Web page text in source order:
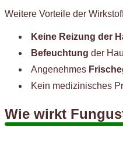
Weitere Vorteile der
Keine Reizung der
Befeuchtung der
Angenehmes
Kein medizinisches
Wie wirkt